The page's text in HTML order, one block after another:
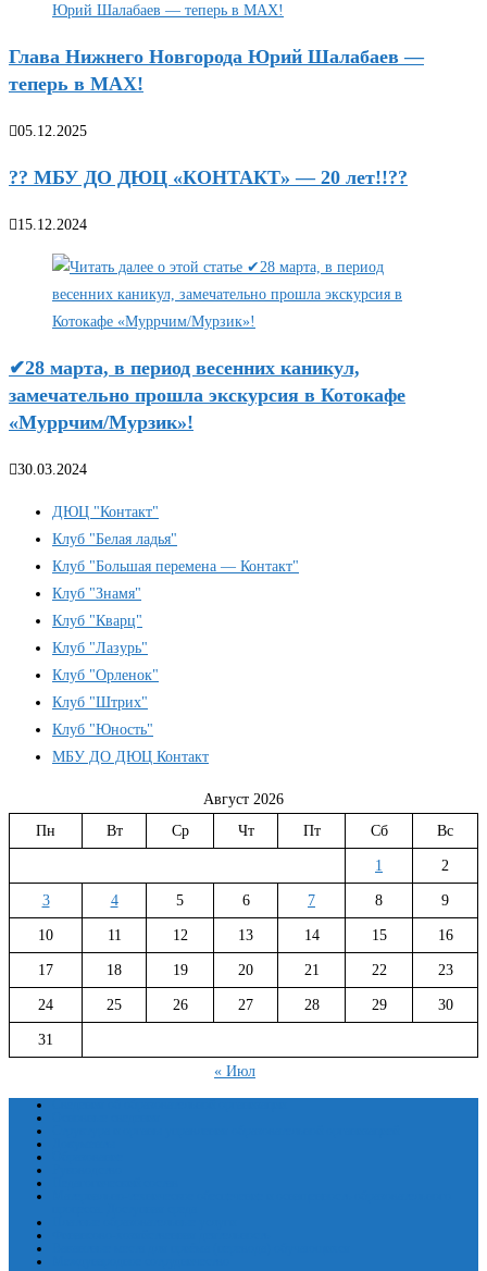
Глава Нижнего Новгорода Юрий Шалабаев —
теперь в МАХ!
05.12.2025
?? МБУ ДО ДЮЦ «КОНТАКТ» — 20 лет!!??
15.12.2024
✔28 марта, в период весенних каникул,
замечательно прошла экскурсия в Котокафе
«Муррчим/Мурзик»!
30.03.2024
ДЮЦ "Контакт"
Клуб "Белая ладья"
Клуб "Большая перемена — Контакт"
Клуб "Знамя"
Клуб "Кварц"
Клуб "Лазурь"
Клуб "Орленок"
Клуб "Штрих"
Клуб "Юность"
МБУ ДО ДЮЦ Контакт
Август 2026
Пн
Вт Ср Чт Пт Сб Вс
1 2
3 4 5 6 7 8 9
10 11 12 13 14 15 16
17 18 19 20 21 22 23
24 25 26 27 28 29 30
31
« Июл